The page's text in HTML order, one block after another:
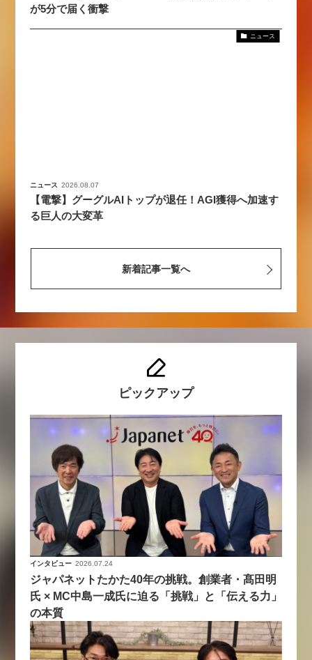
が5分で届く衝撃
ニュース
ニュース 2026.08.07
【電撃】グーグルAIトップが退任！AGI獲得へ加速す
る巨人の大変革
新着記事一覧へ
ピックアップ
インタビュー 2026.07.24
ジャパネットたかた40年の挑戦。創業者・髙田明
氏 × MC中島一成氏に迫る「挑戦」と「伝える力」
の本質